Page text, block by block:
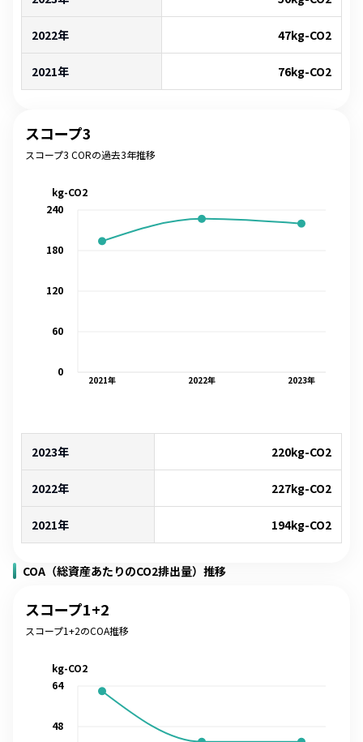
2022年 47kg-CO2
2021年 76kg-CO2
スコープ3
スコープ3 CORの過去3年推移
2021年 2022年 2023年
0
60
120
180
240
kg-CO2
2023年 220kg-CO2
2022年 227kg-CO2
2021年 194kg-CO2
COA（総資産あたりのCO2排出量）推移
スコープ1+2
スコープ1+2のCOA推移
48
64
kg-CO2